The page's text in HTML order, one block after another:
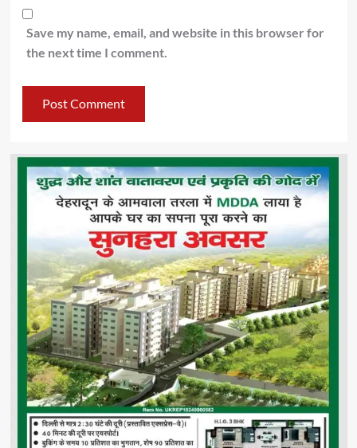
Save my name, email, and website in this browser for
the next time I comment.